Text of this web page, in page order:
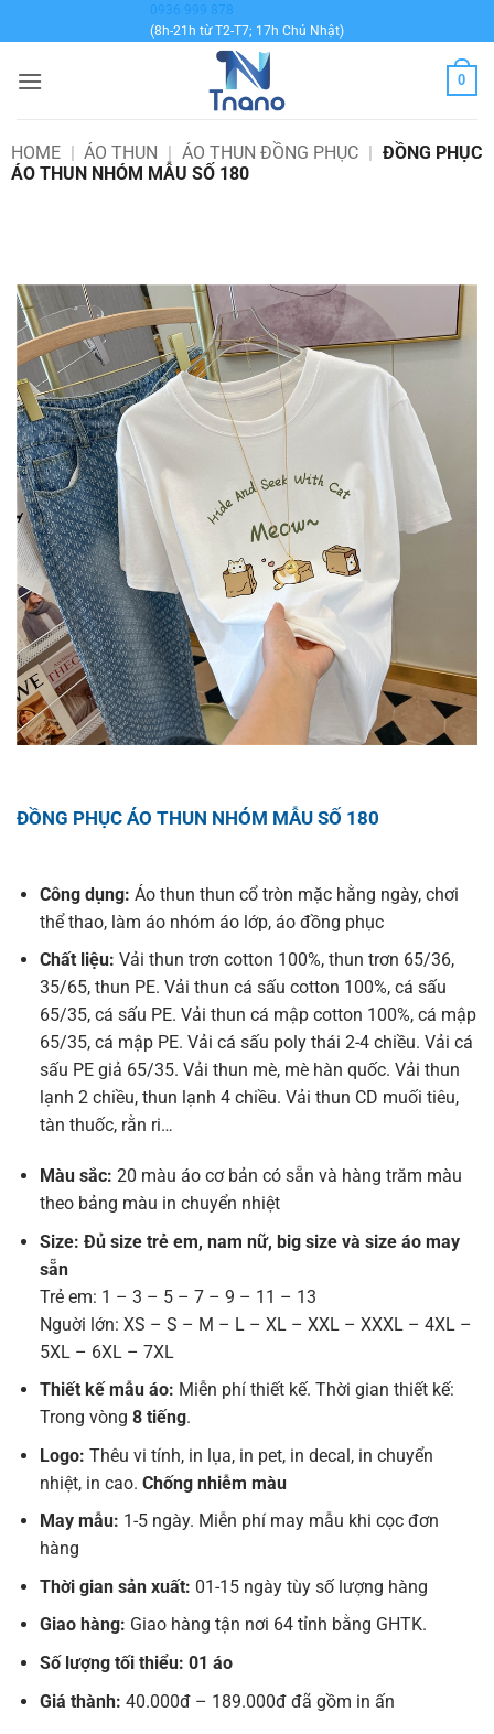
qua
dung
0936 999 878
(8h-21h từ T2-T7; 17h Chủ Nhật)
0
HOME | ÁO THUN | ÁO THUN ĐỒNG PHỤC | ĐỒNG PHỤC
ÁO THUN NHÓM MẪU SỐ 180
ĐỒNG PHỤC ÁO THUN NHÓM MẪU SỐ 180
Công dụng: Áo thun thun cổ tròn mặc hằng ngày, chơi
thể thao, làm áo nhóm áo lớp, áo đồng phục
Chất liệu: Vải thun trơn cotton 100%, thun trơn 65/36,
35/65, thun PE. Vải thun cá sấu cotton 100%, cá sấu
65/35, cá sấu PE. Vải thun cá mập cotton 100%, cá mập
65/35, cá mập PE. Vải cá sấu poly thái 2-4 chiều. Vải cá
sấu PE giả 65/35. Vải thun mè, mè hàn quốc. Vải thun
lạnh 2 chiều, thun lạnh 4 chiều. Vải thun CD muối tiêu,
tàn thuốc, rằn ri…
Màu sắc: 20 màu áo cơ bản có sẵn và hàng trăm màu
theo bảng màu in chuyển nhiệt
Size: Đủ size trẻ em, nam nữ, big size và size áo may
sẵn
Trẻ em: 1 – 3 – 5 – 7 – 9 – 11 – 13
Nguời lớn: XS – S – M – L – XL – XXL – XXXL – 4XL –
5XL – 6XL – 7XL
Thiết kế mẫu áo: Miễn phí thiết kế. Thời gian thiết kế:
Trong vòng 8 tiếng.
Logo: Thêu vi tính, in lụa, in pet, in decal, in chuyển
nhiệt, in cao. Chống nhiễm màu
May mẫu: 1-5 ngày. Miễn phí may mẫu khi cọc đơn
hàng
Thời gian sản xuất: 01-15 ngày tùy số lượng hàng
Giao hàng: Giao hàng tận nơi 64 tỉnh bằng GHTK.
Số lượng tối thiểu: 01 áo
Giá thành: 40.000đ – 189.000đ đã gồm in ấn